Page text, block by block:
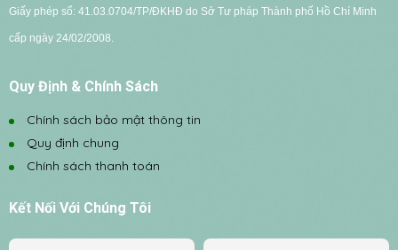
Giấy phép số: 41.03.0704/TP/ĐKHĐ do Sở Tư pháp Thành phố Hồ Chí Minh
cấp ngày 24/02/2008.
Quy Định & Chính Sách
Chính sách bảo mật thông tin
Quy định chung
Chính sách thanh toán
Kết Nối Với Chúng Tôi